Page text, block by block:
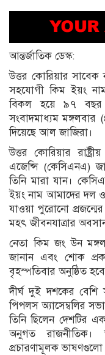
আন্তর্জাতিক ডেস্ক:
উত্তর কোরিয়ার সাবেক
সহযোগী কিম ইয়ং
বিকল হয়ে ৯৭ বছর
সংবাদমাধ্যম মঙ্গলবার
দিয়েছে আল জাজিরা।
উত্তর কোরিয়ার
এজেন্সি (কেসিএনএ)
তিনি মারা যান।
ইয়ং নাম আমাদের দল ও
যাওয়া পুরোনো
মহৎ জীবনযাত্রার
নেতা কিম জং উন
জানান এবং শোক
বৃহস্পতিবার অনুষ্ঠিত
দীর্ঘ দুই দশকের বেশি
পিপলস অ্যাসেম্বলির
তিনি ছিলেন দেশটির
অনুগত
প্রচারণামূলক ভাষণগুলো